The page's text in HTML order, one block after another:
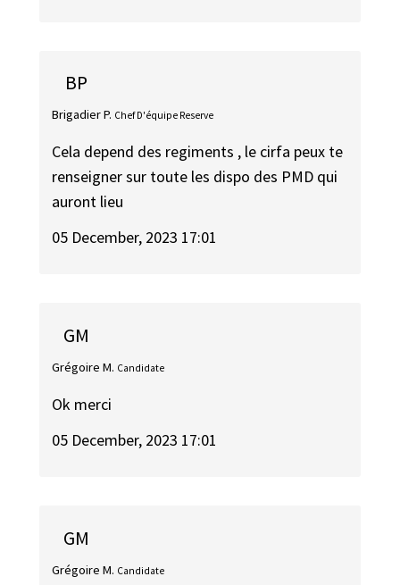
BP
Brigadier P. Chef D'équipe Reserve
Cela depend des regiments , le cirfa peux te
renseigner sur toute les dispo des PMD qui
auront lieu
05 December, 2023 17:01
GM
Grégoire M. Candidate
Ok merci
05 December, 2023 17:01
GM
Grégoire M. Candidate